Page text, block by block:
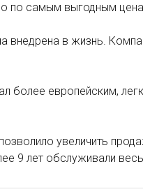
по самым выгодным
в жизнь.
более европейским,
увеличить
9 лет обслуживали